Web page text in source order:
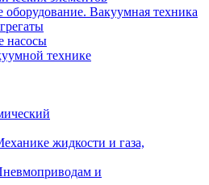
оборудование. Вакуумная техника
насосы
технике
жидкости и газа,
и